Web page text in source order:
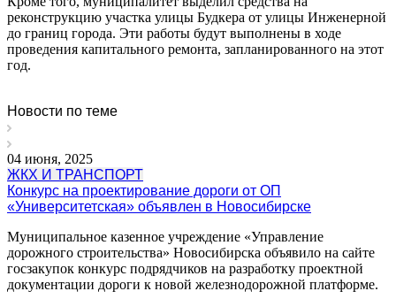
реконструкцию участка улицы Будкера от улицы Инженерной
до границ города. Эти работы будут выполнены в ходе
проведения капитального ремонта, запланированного на этот
год.
Новости по теме
04 июня, 2025
ЖКХ И ТРАНСПОРТ
Конкурс на проектирование дороги от ОП
«Университетская» объявлен в Новосибирске
Муниципальное казенное учреждение «Управление
дорожного строительства» Новосибирска объявило на сайте
госзакупок конкурс подрядчиков на разработку проектной
документации дороги к новой железнодорожной платформе.